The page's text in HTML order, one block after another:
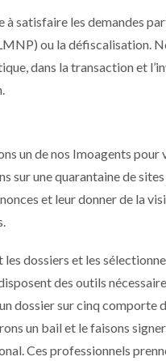
à satisfaire les demandes
ou la défiscalisation.
dans la transaction et
un de nos Imoagents
sur une quarantaine de
et leur donner de la
dossiers et les
des outils
dossier sur cinq comporte
un bail et le faisons
Ces professionnels